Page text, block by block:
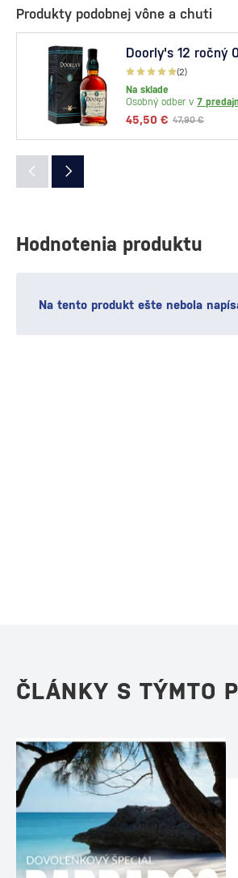
Produkty podobnej vône a chuti
Doorly's 12 ročný
(2)
Na sklade
Osobný odber v 7
47,90 €
45,50 €
Hodnotenia produktu
Na tento produkt ešte nebola
ČLÁNKY S TÝMTO